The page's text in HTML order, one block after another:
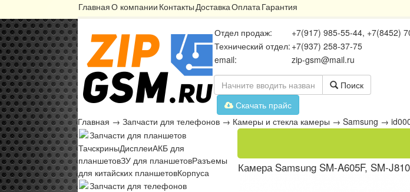
ГлавнаяО компании КонтактыДоставкаОплатаГарантия
Отдел продаж:
+7(917) 985-55-44, +7(8452)
Технический отдел: +7(937) 258-37-75
email:
zip-gsm@mail.ru
Поиск
Скачать прайс
Главная → Запчасти для телефонов → Камеры и стекла камеры → Samsung →
Запчасти для планшетов
ТачскриныДисплеиАКБ для
планшетовЗУ для планшетовРазъемы
для китайских планшетовКорпуса
Запчасти для телефонов
Камера Samsung SM-A605F, SM-